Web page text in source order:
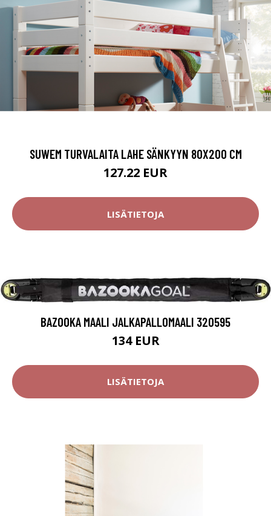
SUWEM TURVALAITA LAHE SÄNKYYN 80X200 CM
127.22 EUR
LISÄTIETOJA
BAZOOKA MAALI JALKAPALLOMAALI 320595
134 EUR
LISÄTIETOJA